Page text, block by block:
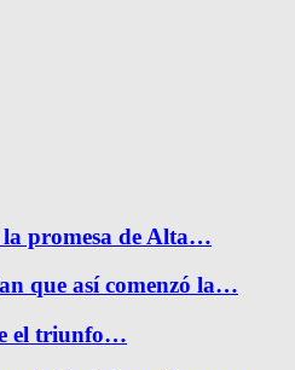
la promesa de Alta…
que así comenzó la…
el triunfo…